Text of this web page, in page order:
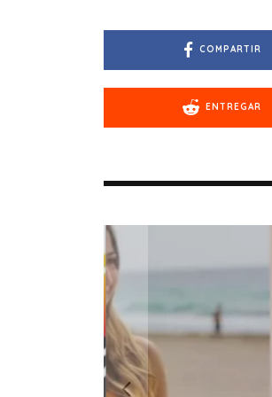
COMPARTIR
ENTREGAR